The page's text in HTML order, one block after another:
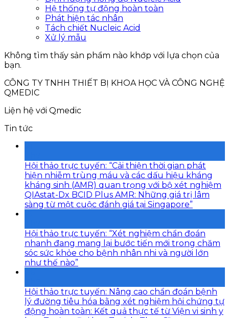
Hệ thống tự động hoàn toàn
Phát hiện tác nhân
Tách chiết Nucleic Acid
Xử lý mẫu
Không tìm thấy sản phẩm nào khớp với lựa chọn của
bạn.
CÔNG TY TNHH THIẾT BỊ KHOA HỌC VÀ CÔNG NGHỆ
QMEDIC
Liện hệ với Qmedic
Tin tức
Hội thảo trực tuyến: “Cải thiện thời gian phát
hiện nhiễm trùng máu và các dấu hiệu kháng
kháng sinh (AMR) quan trọng với bộ xét nghiệm
QIAstat-Dx BCID Plus AMR: Những giá trị lâm
sàng từ một cuộc đánh giá tại Singapore”
Hội thảo trực tuyến: “Xét nghiệm chẩn đoán
nhanh đang mang lại bước tiến mới trong chăm
sóc sức khỏe cho bệnh nhân nhi và người lớn
như thế nào”
Hội thảo trực tuyến: Nâng cao chẩn đoán bệnh
lý đường tiêu hóa bằng xét nghiệm hội chứng tự
động hoàn toàn: Kết quả thực tế từ Viện vi sinh y